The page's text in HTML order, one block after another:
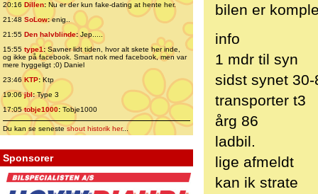
20:16 Dillen: Nu er der kun fake-dating at hente her.
21:48 SoLow:enig..
21:55 Den halvblinde:Jep.....
15:55 type1:Savner lidt tiden, hvor alt skete her inde,
og ikke på facebook. Smart nok med facebook, men var
mere hyggeligt ;0) Daniel
23:46 KTP:Ktp
19:06jbl:Type 3
17:05tobje1000: Tobje1000
Du kan se senesteshout historik her...
Sponsorer
bilen er
info
1 mdr til syn
sidst synet 30-
transporter t3
årg 86
ladbil.
lige afmeldt
kan ik strate